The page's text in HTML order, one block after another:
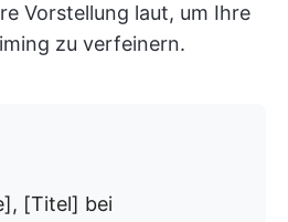
Vorstellung laut, um Ihre
zu verfeinern.
[Titel] bei